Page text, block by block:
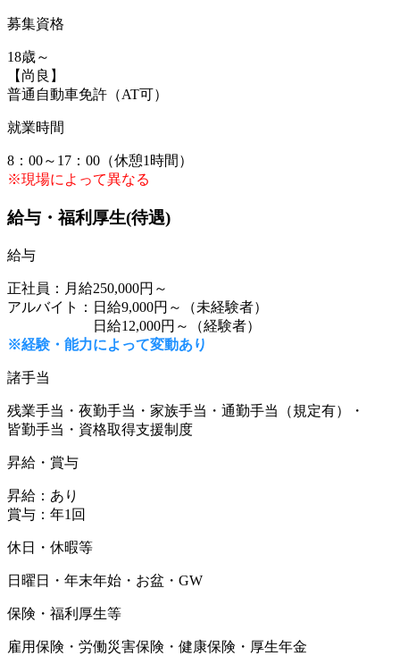
募集資格
18歳～
【尚良】
普通自動車免許（AT可）
就業時間
8：00～17：00（休憩1時間）
※現場によって異なる
給与・福利厚生(待遇)
給与
正社員：月給250,000円～
アルバイト：日給9,000円～（未経験者）
日給12,000円～（経験者）
※経験・能力によって変動あり
諸手当
残業手当・夜勤手当・家族手当・通勤手当（規定有）・
皆勤手当・資格取得支援制度
昇給・賞与
昇給：あり
賞与：年1回
休日・休暇等
日曜日・年末年始・お盆・GW
保険・福利厚生等
雇用保険・労働災害保険・健康保険・厚生年金